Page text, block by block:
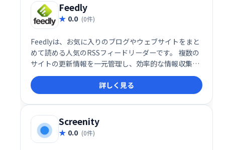
Feedly
0.0 (0件)
Feedlyは、お気に入りのブログやウェブサイトをまと
めて読める人気のRSSフィードリーダーです。 複数の
サイトの更新情報を一元管理し、効率的な情報収集を
可能にします。フィードリーダーとしての機能に加
え、便利な追加機能も備えています。手軽に情報収集
を始めたい方におすすめです。
詳しく見る
Screenity
0.0 (0件)